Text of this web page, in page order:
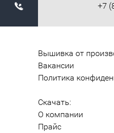
+7
Вышивка от
Вакансии
Политика
Скачать:
О компании
Прайс